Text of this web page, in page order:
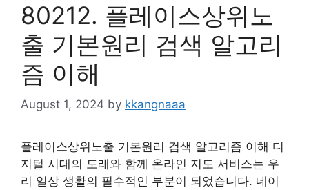
80212. 플레이스상위노
출 기본원리 검색 알고리
즘 이해
August 1, 2024 by kkangnaaa
플레이스상위노출 기본원리 검색 알고리즘 이해 디
지털 시대의 도래와 함께 온라인 지도 서비스는 우
리 일상 생활의 필수적인 부분이 되었습니다. 네이